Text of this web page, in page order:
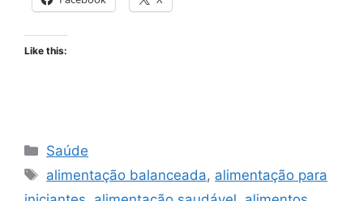
Like this:
Categories
Saúde
Tags
alimentação balanceada, alimentação para